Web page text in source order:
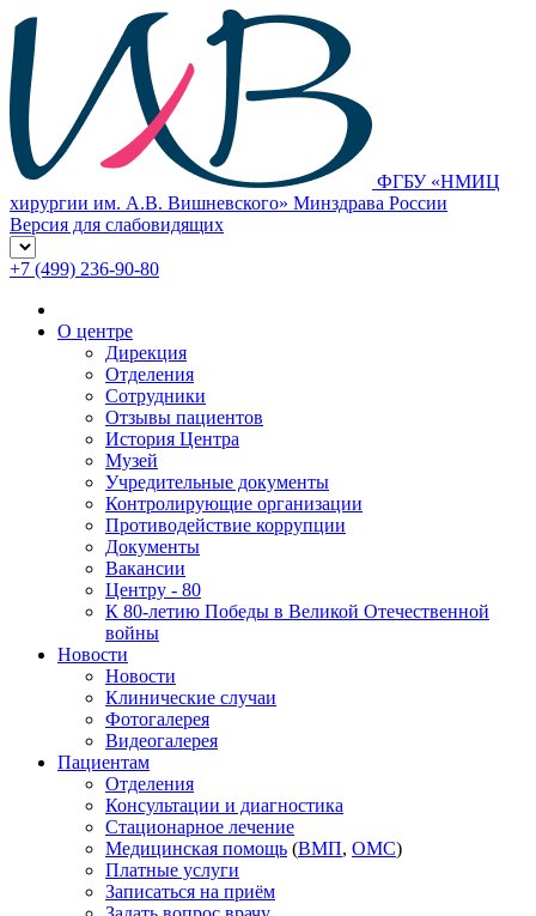
ФГБУ «НМИЦ
хирургии им. А.В. Вишневского» Минздрава России
Версия для слабовидящих
+7 (499) 236-90-80
О центре
Дирекция
Отделения
Сотрудники
Отзывы пациентов
История Центра
Музей
Учредительные документы
Контролирующие организации
Противодействие коррупции
Документы
Вакансии
Центру - 80
К 80-летию Победы в Великой Отечественной
войны
Новости
Новости
Клинические случаи
Фотогалерея
Видеогалерея
Пациентам
Отделения
Консультации и диагностика
Стационарное лечение
Медицинская помощь (ВМП, ОМС)
Платные услуги
Записаться на приём